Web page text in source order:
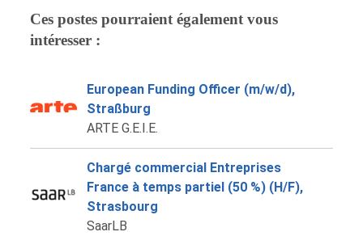
Ces postes pourraient également vous
intéresser :
European Funding Officer (m/w/d),
Straßburg
ARTE G.E.I.E.
Chargé commercial Entreprises
France à temps partiel (50 %) (H/F),
Strasbourg
SaarLB